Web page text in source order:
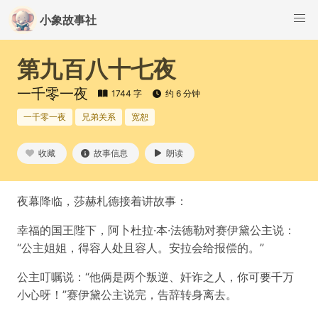
小象故事社
第九百八十七夜
一千零一夜 1744 字 约 6 分钟
一千零一夜 兄弟关系 宽恕
收藏 故事信息 朗读
夜幕降临，莎赫札德接着讲故事：
幸福的国王陛下，阿卜杜拉·本·法德勒对赛伊黛公主说：
“公主姐姐，得容人处且容人。安拉会给报偿的。”
公主叮嘱说：“他俩是两个叛逆、奸诈之人，你可要千万
小心呀！”赛伊黛公主说完，告辞转身离去。